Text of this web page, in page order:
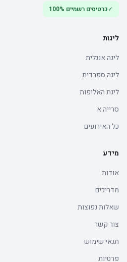
✓כרטיסים רשמיים 100%
ליגות
ליגה אנגלית
ליגה ספרדית
ליגת האלופות
סרייה א
כל האירועים
מידע
אודות
מדריכים
שאלות נפוצות
צור קשר
תנאי שימוש
פרטיות